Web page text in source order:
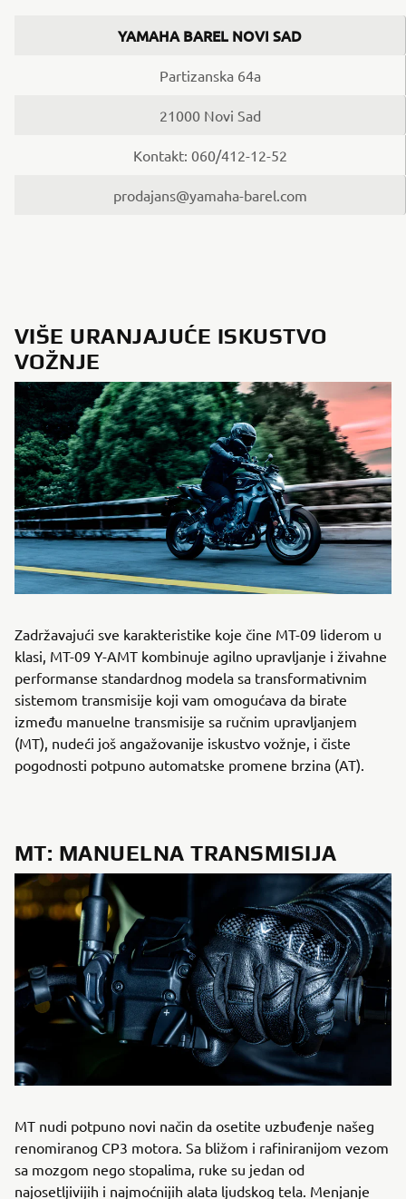
YAMAHA BAREL NOVI SAD
Partizanska 64a
21000 Novi Sad
Kontakt: 060/412-12-52
prodajans@yamaha-barel.com
VIŠE URANJAJUĆE ISKUSTVO
VOŽNJE
Zadržavajući sve karakteristike koje čine MT-09 liderom u
klasi, MT-09 Y-AMT kombinuje agilno upravljanje i živahne
performanse standardnog modela sa transformativnim
sistemom transmisije koji vam omogućava da birate
između manuelne transmisije sa ručnim upravljanjem
(MT), nudeći još angažovanije iskustvo vožnje, i čiste
pogodnosti potpuno automatske promene brzina (AT).
MT: MANUELNA TRANSMISIJA
MT nudi potpuno novi način da osetite uzbuđenje našeg
renomiranog CP3 motora. Sa bližom i rafiniranijom vezom
sa mozgom nego stopalima, ruke su jedan od
najosetljivijih i najmoćnijih alata ljudskog tela. Menjanje